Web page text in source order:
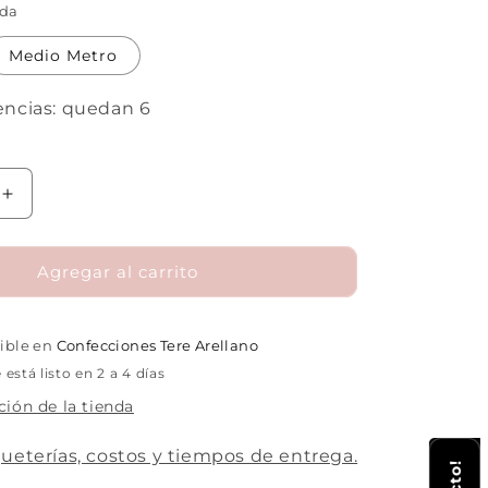
Medio Metro
quedan 6
Aumentar
cantidad
para
Interlock
Blue
Agregar al carrito
en Confecciones Tere Arellano
listo en 2 a 4 días
de la tienda
costos y tiempos de entrega.